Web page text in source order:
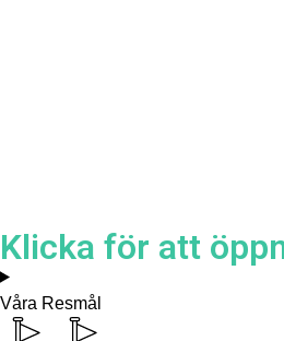
Klicka för att
Våra Resmål